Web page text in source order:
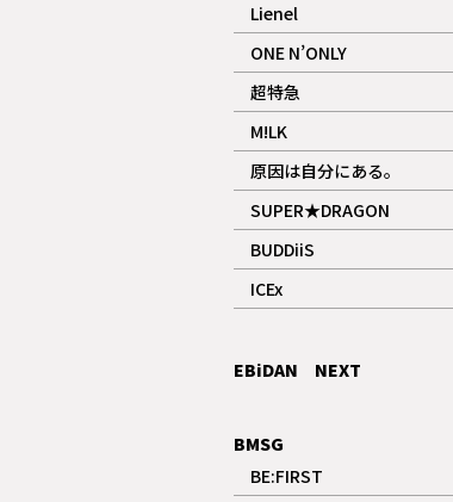
Lienel
記事
ONE N’ONLY
記事
超特急
記事
ギャラリー
M!LK
記事
原因は自分にある。
記事
SUPER★DRAGON
記事
BUDDiiS
記事
ICEx
記事
EBiDAN NEXT
BMSG
BE:FIRST